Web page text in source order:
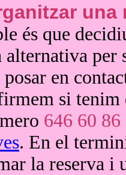
una
és que
per
posar en
si
646 60 86
. En el
la reserva i